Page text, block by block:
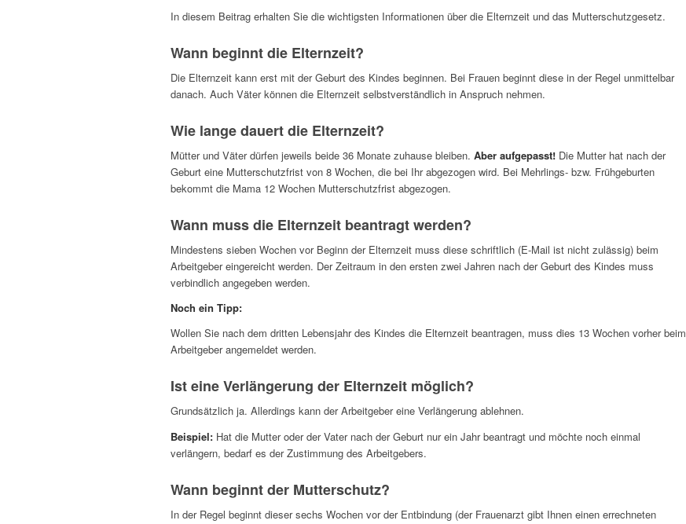
In diesem Beitrag erhalten Sie die wichtigsten Informationen über die Elternzeit und das Mutterschutzgesetz.
Wann beginnt die Elternzeit?
Die Elternzeit kann erst mit der Geburt des Kindes beginnen. Bei Frauen beginnt diese in der Regel unmittelbar
danach. Auch Väter können die Elternzeit selbstverständlich in Anspruch nehmen.
Wie lange dauert die Elternzeit?
Mütter und Väter dürfen jeweils beide 36 Monate zuhause bleiben. Aber aufgepasst! Die Mutter hat nach der
Geburt eine Mutterschutzfrist von 8 Wochen, die bei Ihr abgezogen wird. Bei Mehrlings- bzw. Frühgeburten
bekommt die Mama 12 Wochen Mutterschutzfrist abgezogen.
Wann muss die Elternzeit beantragt werden?
Mindestens sieben Wochen vor Beginn der Elternzeit muss diese schriftlich (E-Mail ist nicht zulässig) beim
Arbeitgeber eingereicht werden. Der Zeitraum in den ersten zwei Jahren nach der Geburt des Kindes muss
verbindlich angegeben werden.
Noch ein Tipp:
Wollen Sie nach dem dritten Lebensjahrdes Kindes die Elternzeit beantragen, muss dies 13 Wochen vorher beim
Arbeitgeber angemeldet werden.
Ist eine Verlängerung der Elternzeit möglich?
Grundsätzlich ja. Allerdings kann der Arbeitgeber eine Verlängerung ablehnen.
Beispiel: Hat die Mutter oder der Vater nach der Geburt nur ein Jahr beantragt und möchte noch einmal
verlängern, bedarf es der Zustimmung des Arbeitgebers.
Wann beginnt der Mutterschutz?
In der Regel beginnt dieser sechs Wochen vor der Entbindung (der Frauenarzt gibt Ihnen einen errechneten